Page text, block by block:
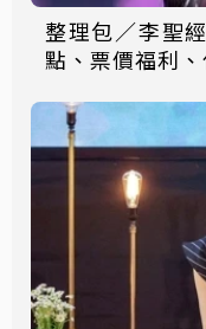
整理包／李聖
點、票價福利